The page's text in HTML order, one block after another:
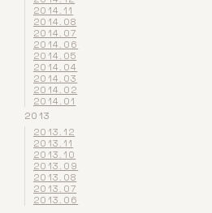
2014.11
2014.08
2014.07
2014.06
2014.05
2014.04
2014.03
2014.02
2014.01
2013
2013.12
2013.11
2013.10
2013.09
2013.08
2013.07
2013.06